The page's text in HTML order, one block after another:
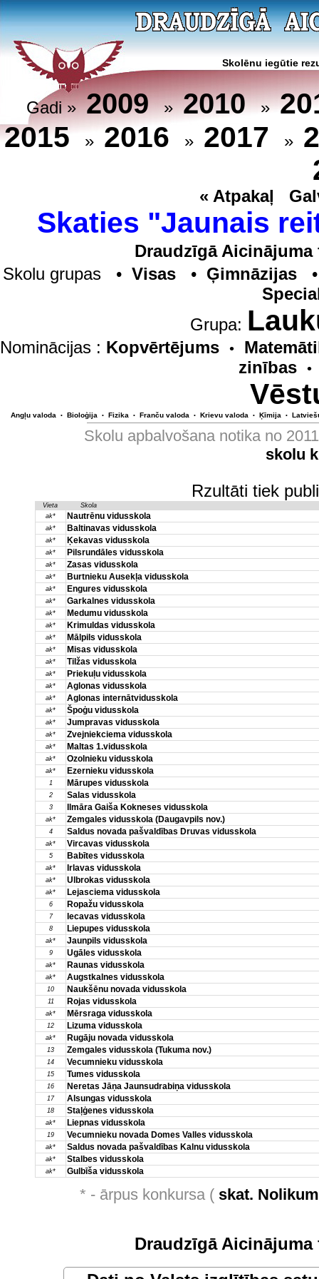
Skolēnu iegūtie
Gadi »2009»2010»
2015 » 2016 » 2017 »
« Atpakaļ
Skaties "Jaunais
Draudzīgā
Skolu grupas • Visas• Ģimnāzijas
Grupa:
Nominācijas : Kopvērtējums •
zinības
•
Angļu valoda • Bioloģija • Fizika • Franču valoda • Krievu valoda • Ķīmija •
Skolu apbalvošana notika no
skolu
Rzultāti tiek
Vieta
Skola
ak*
Nautrēnu vidusskola
ak* Baltinavas vidusskola
ak* Ķekavas vidusskola
ak* Pilsrundāles vidusskola
ak* Zasas vidusskola
ak* Burtnieku Ausekļa vidusskola
ak* Engures vidusskola
ak* Garkalnes vidusskola
ak* Medumu vidusskola
ak* Krimuldas vidusskola
ak* Mālpils vidusskola
ak* Misas vidusskola
ak* Tilžas vidusskola
ak* Priekuļu vidusskola
ak* Aglonas vidusskola
ak* Aglonas internātvidusskola
ak* Špoģu vidusskola
ak* Jumpravas vidusskola
ak* Zvejniekciema vidusskola
ak* Maltas 1.vidusskola
ak* Ozolnieku vidusskola
ak* Ezernieku vidusskola
1 Mārupes vidusskola
2 Salas vidusskola
3 Ilmāra Gaiša Kokneses vidusskola
ak* Zemgales vidusskola (Daugavpils nov.)
4 Saldus novada pašvaldības Druvas vidusskola
ak* Vircavas vidusskola
5 Babītes vidusskola
ak* Irlavas vidusskola
ak* Ulbrokas vidusskola
ak* Lejasciema vidusskola
6 Ropažu vidusskola
7 Iecavas vidusskola
8 Liepupes vidusskola
ak* Jaunpils vidusskola
9 Ugāles vidusskola
ak* Raunas vidusskola
ak* Augstkalnes vidusskola
10 Naukšēnu novada vidusskola
11 Rojas vidusskola
ak* Mērsraga vidusskola
12 Lizuma vidusskola
ak* Rugāju novada vidusskola
13 Zemgales vidusskola (Tukuma nov.)
14 Vecumnieku vidusskola
15 Tumes vidusskola
16 Neretas Jāņa Jaunsudrabiņa vidusskola
17 Alsungas vidusskola
18 Staļģenes vidusskola
ak* Liepnas vidusskola
19 Vecumnieku novada Domes Valles vidusskola
ak* Saldus novada pašvaldības Kalnu vidusskola
ak* Stalbes vidusskola
ak* Gulbīša vidusskola
* - ārpus konkursa ( skat.
Draudzīgā